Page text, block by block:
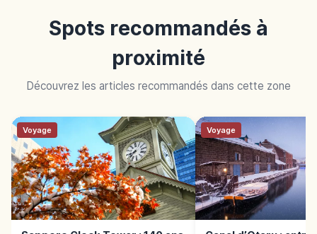
Spots recommandés à
proximité
Découvrez les articles recommandés dans cette zone
Voyage Voyage